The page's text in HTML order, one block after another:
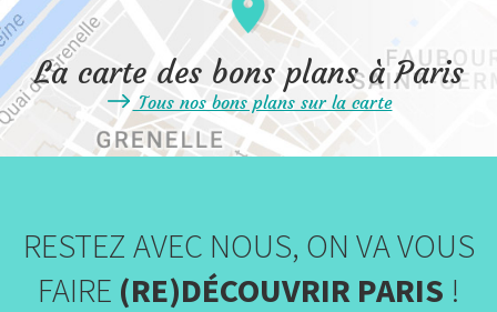
La carte des bons plans à Paris
Tous nos bons plans sur la carte
RESTEZ AVEC NOUS, ON VA VOUS
FAIRE (RE)DÉCOUVRIR PARIS !